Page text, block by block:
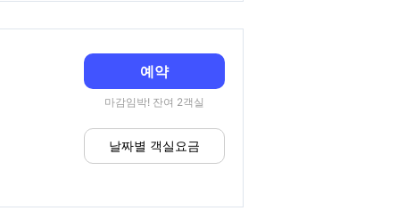
예약
마감임박! 잔여 2객실
날짜별 객실요금